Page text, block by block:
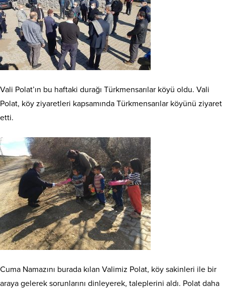
Vali Polat’ın bu haftaki durağı Türkmensarılar köyü oldu. Vali
Polat, köy ziyaretleri kapsamında Türkmensarılar köyünü ziyaret
etti.
Cuma Namazını burada kılan Valimiz Polat, köy sakinleri ile bir
araya gelerek sorunlarını dinleyerek, taleplerini aldı. Polat daha